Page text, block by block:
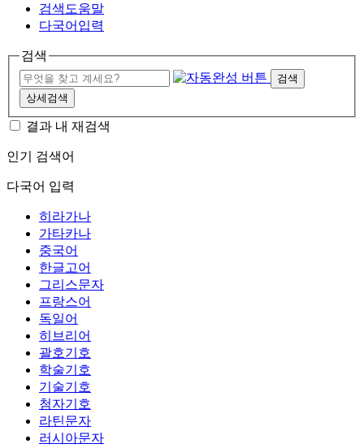
검색도움말
다국어입력
검색
검색
상세검색
결과 내 재검색
인기 검색어
다국어 입력
히라가나
가타카나
중국어
한글고어
그리스문자
프랑스어
독일어
히브리어
괄호기호
학술기호
기술기호
첨자기호
라틴문자
러시아문자